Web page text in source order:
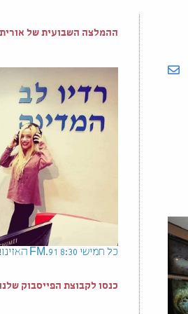
ההמלצה השבועית של אורית
כל חמישי 8:30 91.FM האזינו!
כנסו לקבוצת הפייסבוק